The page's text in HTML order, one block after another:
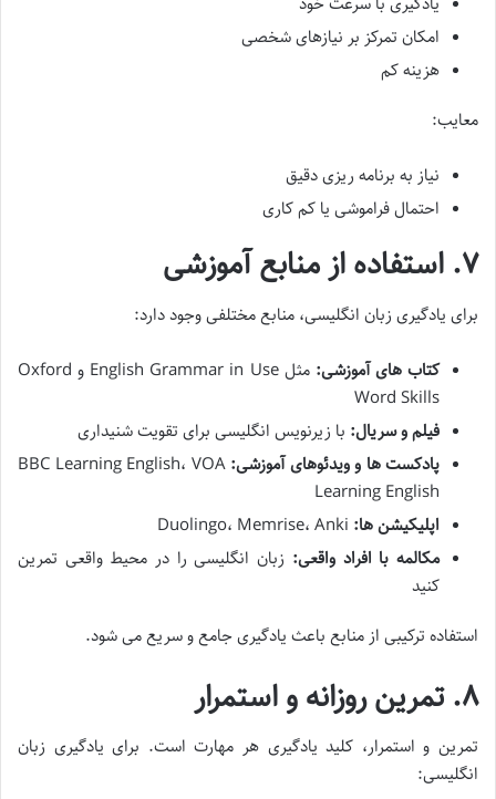
امکان تمرکز بر نیازهای شخصی
هزینه کم
معایب:
نیاز به برنامه ریزی دقیق
احتمال فراموشی یا کم کاری
۷. استفاده از منابع آموزشی
برای یادگیری زبان انگلیسی، منابع مختلفی وجود دارد:
کتاب های آموزشی:
مثل English Grammar in Use و Oxford
Word Skills
فیلم و سریال: با زیرنویس انگلیسی برای تقویت شنیداری
پادکست ها و ویدئوهای آموزشی: BBC Learning English، VOA
Learning English
اپلیکیشن ها:
مکالمه با افراد واقعی: زبان انگلیسی را در محیط واقعی تمرین
کنید
استفاده ترکیبی از منابع باعث یادگیری جامع و سریع می شود.
۸. تمرین روزانه و استمرار
تمرین و استمرار، کلید یادگیری هر مهارت است. برای یادگیری زبان
انگلیسی: